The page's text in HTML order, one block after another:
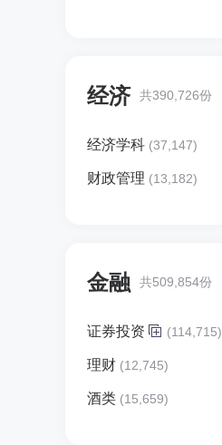
经济 共390,726份
经济学科 (37,147)
财政管理 (13,182)
金融 共509,854份
证券投资 (114,715)
理财 (12,745)
酒类 (15,659)